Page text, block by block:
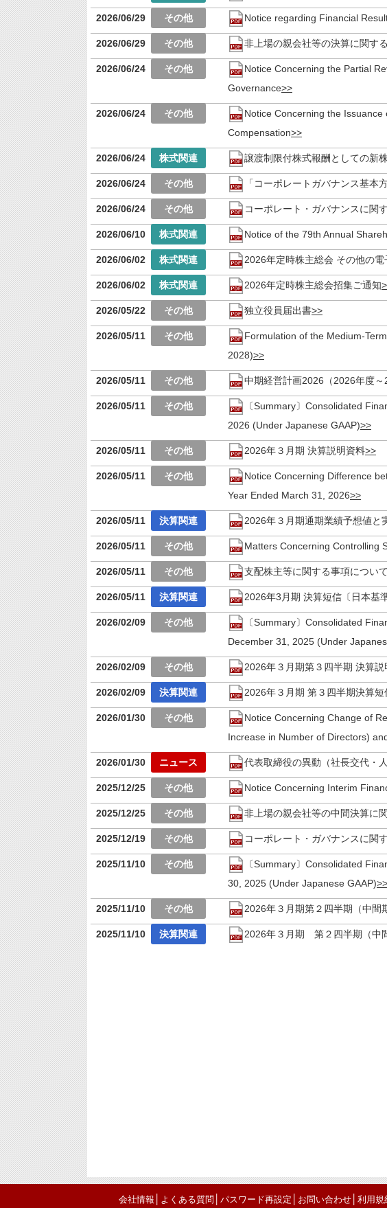
2026/06/29 Notice regarding Financial
2026/06/29 非上場の親会社等の決算に関す
2026/06/24
Notice Concerning the Partial
Governance
2026/06/24
Notice Concerning the
Compensation
2026/06/24 譲渡制限付株式報酬としての新
2026/06/24 「コーポレートガバナンス基本
2026/06/24 コーポレート・ガバナンスに関
2026/06/10 Notice of the 79th Annual
2026/06/02 2026年定時株主総会 その他の電
2026/06/02 2026年定時株主総会招集ご通知
2026/05/22 独立役員届出書
2026/05/11
Formulation of the Medium-
2028)
2026/05/11 中期経営計画2026（2026年度
2026/05/11
〔Summary〕Consolidated
2026 (Under Japanese GAAP)
2026/05/11 2026年３月期 決算説明資料
2026/05/11
Notice Concerning Difference
Year Ended March 31, 2026
2026/05/11 2026年３月期通期業績予想値と
2026/05/11 Matters Concerning Controlling
2026/05/11 支配株主等に関する事項について
2026/05/11 2026年3月期 決算短信〔日本基
2026/02/09
〔Summary〕Consolidated
December 31, 2025 (Under
2026/02/09 2026年３月期第３四半期 決算説
2026/02/09 2026年３月期 第３四半期決算
2026/01/30
Notice Concerning Change of
Increase in Number of Directors)
2026/01/30 代表取締役の異動（社長交代・
2025/12/25 Notice Concerning Interim
2025/12/25 非上場の親会社等の中間決算に
2025/12/19 コーポレート・ガバナンスに関
2025/11/10
〔Summary〕Consolidated
30, 2025 (Under Japanese GAAP)
2025/11/10 2026年３月期第２四半期（中間
2025/11/10 2026年３月期 第２四半期（中
会社情報 よくある質問 パスワード再設定 お問い合わせ│ 利用規